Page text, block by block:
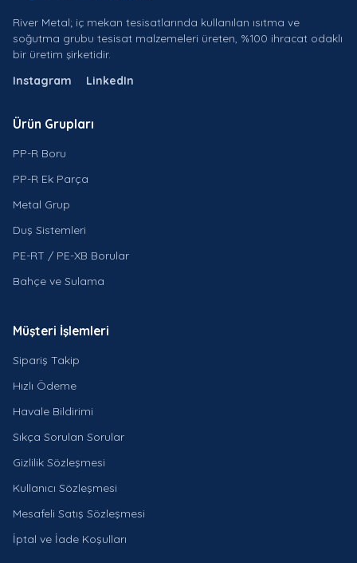
River Metal; iç mekan tesisatlarında kullanılan ısıtma ve
soğutma grubu tesisat malzemeleri üreten, %100 ihracat odaklı
bir üretim şirketidir.
Instagram LinkedIn
Ürün Grupları
PP-R Boru
PP-R Ek Parça
Metal Grup
Duş Sistemleri
PE-RT / PE-XB Borular
Bahçe ve Sulama
Müşteri İşlemleri
Sipariş Takip
Hızlı Ödeme
Havale Bildirimi
Sıkça Sorulan Sorular
Gizlilik Sözleşmesi
Kullanıcı Sözleşmesi
Mesafeli Satış Sözleşmesi
İptal ve İade Koşulları